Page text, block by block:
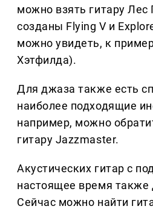
можно взять гитару
созданы Flying V и
можно увидеть, к
Хэтфилда).
Для джаза также есть
наиболее подходящие
например, можно
гитару Jazzmaster.
Акустических гитар с
настоящее время также
Сейчас можно найти